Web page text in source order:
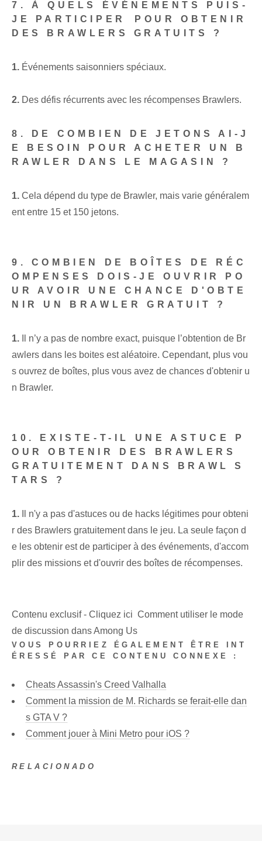
7. À QUELS ÉVÉNEMENTS PUIS-
JE PARTICIPER⁢ POUR OBTENIR
DES BRAWLERS GRATUITS ?
1. Événements saisonniers spéciaux.
2. Des défis récurrents avec les récompenses Brawlers.
8. DE COMBIEN DE JETONS AI-J
E BESOIN POUR ACHETER UN B
RAWLER DANS LE MAGASIN ?
1. Cela dépend du type de Brawler, mais varie généralem
ent entre 15 et 150 jetons.
9. COMBIEN DE BOÎTES DE RÉC
OMPENSES DOIS-JE OUVRIR PO
UR AVOIR UNE CHANCE D'OBTE
NIR UN BRAWLER GRATUIT ?
1.
Il n’y a pas de nombre exact, puisque l’obtention de Br
awlers dans les boites est aléatoire. Cependant, plus vou
s ouvrez de boîtes, plus vous avez de chances d'obtenir u
n Brawler.
10. EXISTE-T-IL UNE ASTUCE P
OUR OBTENIR DES BRAWLERS
GRATUITEMENT DANS BRAWL S
TARS ?
1.
Il n'y a pas d'astuces ou de hacks légitimes pour obteni
r des Brawlers gratuitement dans le jeu. ⁣La seule façon⁢ d
e les obtenir est de participer à des événements, d'accom
plir des missions et d'ouvrir des boîtes de récompenses.
Contenu exclusif - Cliquez ici Comment utiliser le mode
de discussion dans Among Us
VOUS POURRIEZ ÉGALEMENT ÊTRE INT
ÉRESSÉ PAR CE CONTENU CONNEXE :
Cheats Assassin's Creed Valhalla
Comment la mission de M. Richards se ferait-elle dan
s GTA V ?
Comment jouer à Mini Metro pour iOS ?
RELACIONADO